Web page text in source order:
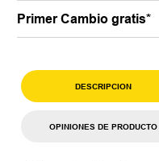
Primer Cambio gratis*
DESCRIPCION
OPINIONES DE PRODUCTO